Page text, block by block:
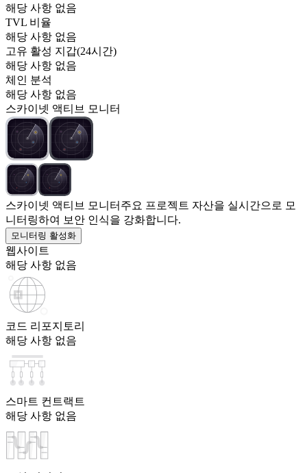
해당 사항 없음
TVL 비율
해당 사항 없음
고유 활성 지갑(24시간)
해당 사항 없음
체인 분석
해당 사항 없음
스카이넷 액티브 모니터
스카이넷 액티브 모니터 주요 프로젝트 자산을 실시간으로 모
니터링하여 보안 인식을 강화합니다.
모니터링 활성화
웹사이트
해당 사항 없음
코드 리포지토리
해당 사항 없음
스마트 컨트랙트
해당 사항 없음